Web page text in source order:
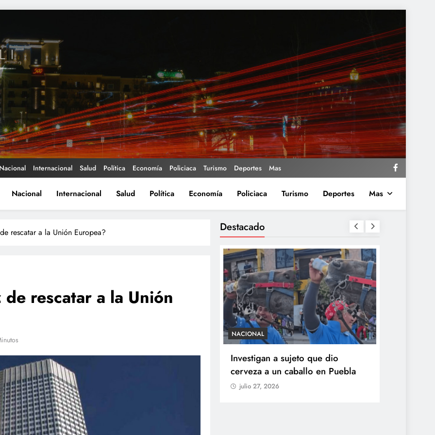
Nacional Internacional Salud Política Economía Policiaca Turismo Deportes Mas
Nacional Internacional Salud Política Economía Policiaca Turismo Deportes Mas
rescatar a la Unión Europea?
rescatar a la Unión
Destacado
Agentes IA hackean empresas
reales: se escapan de su sandbox
y OpenAI no detectó el plan
julio 27, 2026
NACIONAL
Investigan a sujeto que dio
cerveza a un caballo en Puebla
julio 27, 2026